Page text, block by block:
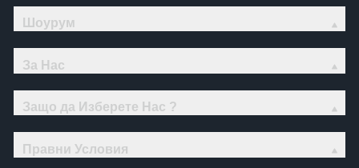
Шоурум
За Нас
Защо да Изберете Нас ?
Правни Условия